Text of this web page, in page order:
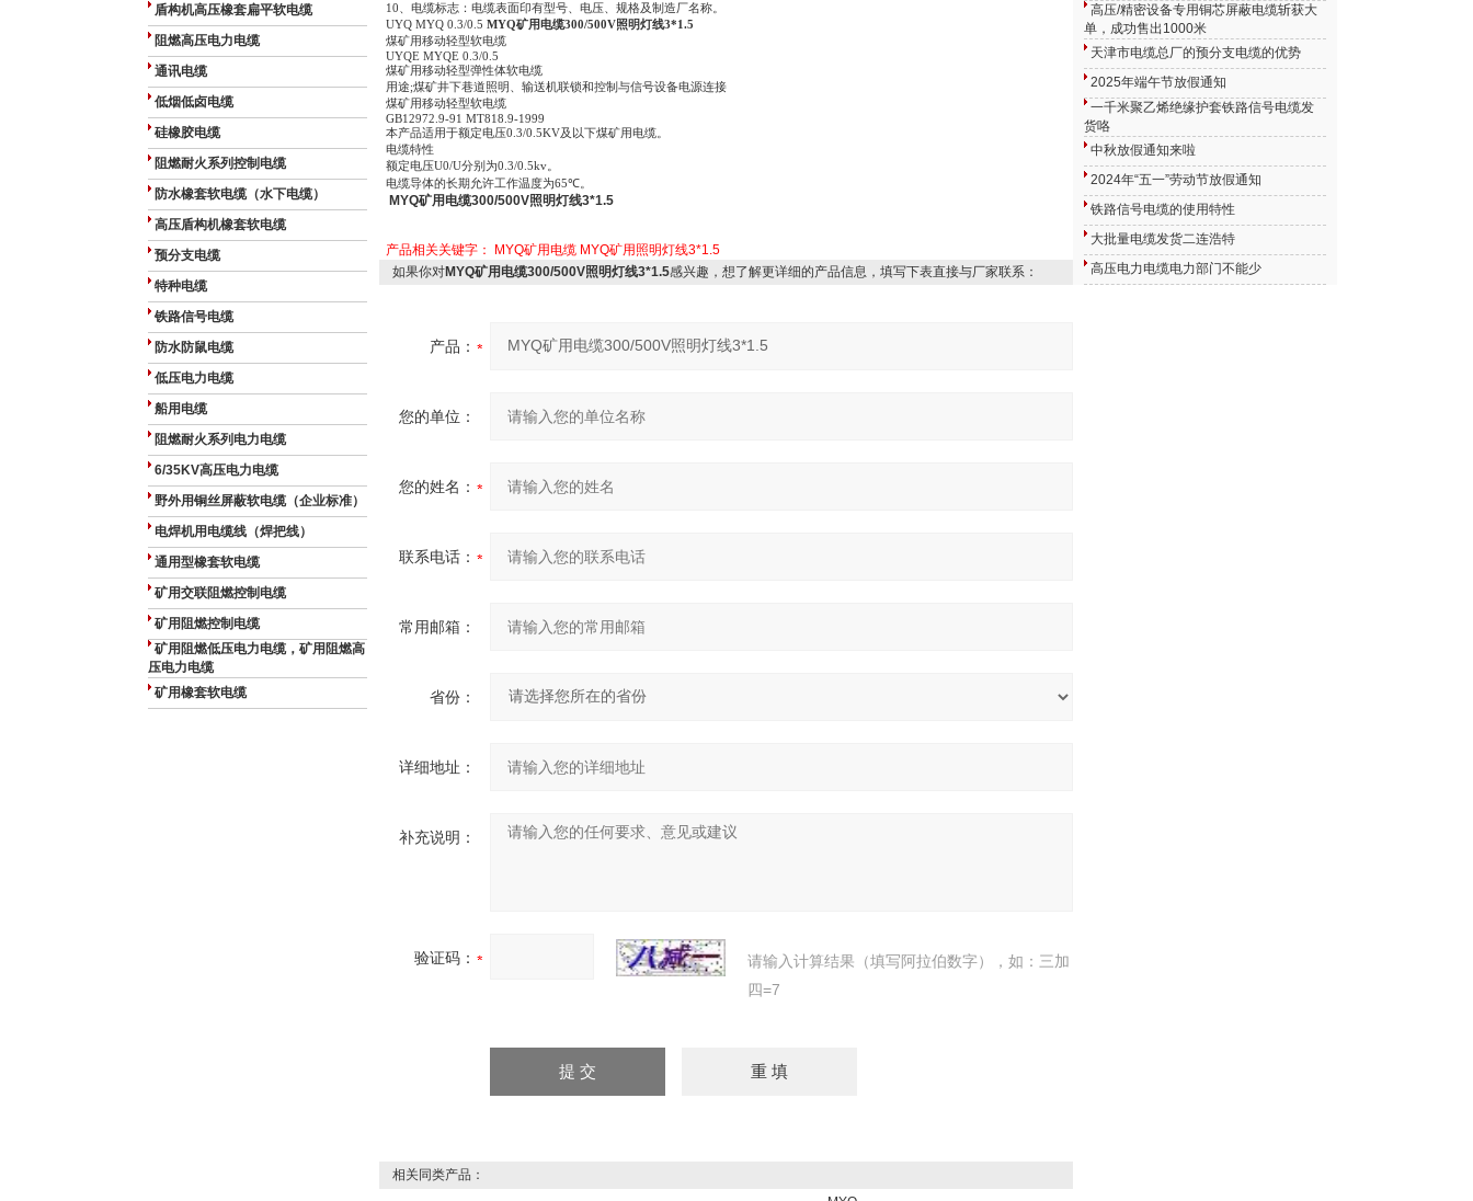
盾构机高压橡套扁平软电缆
阻燃高压电力电缆
通讯电缆
低烟低卤电缆
硅橡胶电缆
阻燃耐火系列控制电缆
防水橡套软电缆（水下电缆）
高压盾构机橡套软电缆
预分支电缆
特种电缆
铁路信号电缆
防水防鼠电缆
低压电力电缆
船用电缆
阻燃耐火系列电力电缆
6/35KV高压电力电缆
野外用铜丝屏蔽软电缆（企业标准）
电焊机用电缆线（焊把线）
通用型橡套软电缆
矿用交联阻燃控制电缆
矿用阻燃控制电缆
矿用阻燃低压电力电缆，矿用阻燃高
压电力电缆
矿用橡套软电缆
10 、电缆标志：电缆表面印有型号、电压、规格及制造厂名称。
UYQ MYQ 0.3/0.5 MYQ矿用电缆300/500V照明灯线3*1.5
煤矿用移动轻型软电缆
UYQE MYQE 0.3/0.5
煤矿用移动轻型弹性体软电缆
用途;煤矿井下巷道照明、输送机联锁和控制与信号设备电源连接
煤矿用移动轻型软电缆
GB12972.9-91 MT818.9-1999
本产品适用于额定电压0.3/0.5KV及以下煤矿用电缆。
电缆特性
额定电压U0/U分别为0.3/0.5kv
电缆导体的长期允许工作温度为65℃
MYQ矿用电缆300/500V照明灯线3*1.5
产品相关关键字： MYQ矿用电缆 MYQ矿用照明灯线3*1.5
如果你对MYQ矿用电缆300/500V照明灯线3*1.5感兴趣，想了解更详细的产品信息，填写下表直接与厂家联系：
产品：
您的单位：
您的姓名：
联系电话：
常用邮箱：
省份：
详细地址：
补充说明：
验证码：
请输入计算结果（填写阿拉伯数字），如：三加
四=7
相关同类产品：
高压/精密设备专用铜芯屏蔽电缆斩获大
单，成功售出1000米
天津市电缆总厂的预分支电缆的优势
2025年端午节放假通知
一千米聚乙烯绝缘护套铁路信号电缆发
货咯
中秋放假通知来啦
2024年“五一”劳动节放假通知
铁路信号电缆的使用特性
大批量电缆发货二连浩特
高压电力电缆电力部门不能少